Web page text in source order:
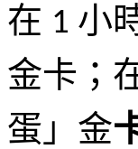
在 1 小
金卡；
蛋」金